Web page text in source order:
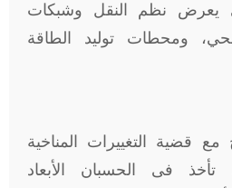
يعرض نظم النقل وشبكات
ومحطات توليد الطاقة
مع قضية التغييرات المناخية
تأخذ فى الحسبان الأبعاد